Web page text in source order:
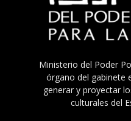
Ministerio del Poder
órgano del gabinete
generar y proyectar
culturales del